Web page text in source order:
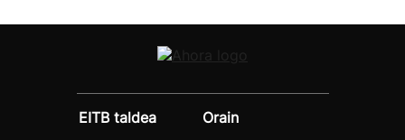
EITB taldea
Orain